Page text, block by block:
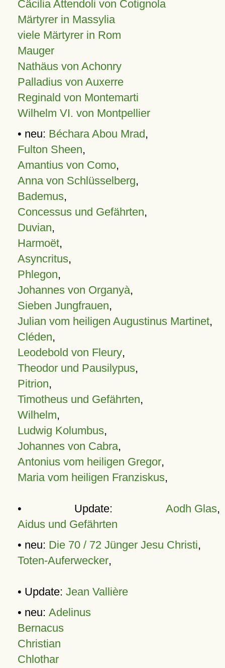
Cäcilia Attendoli von Cotignola
Märtyrer in Massylia
viele Märtyrer in Rom
Mauger
Nathäus von Achonry
Palladius von Auxerre
Reginald von Montemarti
Wilhelm VI. von Montpellier
• neu: Béchara Abou Mrad,
Fulton Sheen,
Amantius von Como,
Anna von Schlüsselberg,
Bademus,
Concessus und Gefährten,
Duvian,
Harmoët,
Asyncritus,
Phlegon,
Johannes von Organyà,
Sieben Jungfrauen,
Julian vom heiligen Augustinus Martinet,
Cléden,
Leodebold von Fleury,
Theodor und Pausilypus,
Pitrion,
Timotheus und Gefährten,
Wilhelm,
Ludwig Kolumbus,
Johannes von Cabra,
Antonius vom heiligen Gregor,
Maria vom heiligen Franziskus,
• Update: Aodh Glas,
Aidus und Gefährten
• neu: Die 70 / 72 Jünger Jesu Christi,
Toten-Auferwecker,
• Update: Jean Vallière
• neu: Adelinus
Bernacus
Christian
Chlothar